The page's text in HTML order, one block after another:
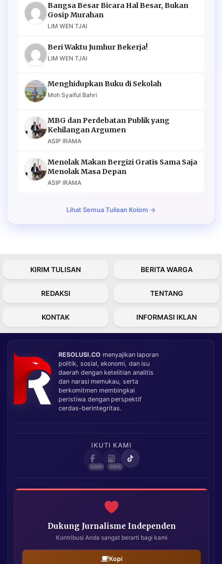
Bangsa Besar Bicara Hal Besar, Bukan
Gosip Murahan
LIM WEN TJAI
Beri Waktu Jumhur Bekerja!
LIM WEN TJAI
Menghidupkan Buku di Sekolah
Moh Syaiful Bahri
MBG dan Perdebatan Publik yang
Kehilangan Argumen
ASIP IRAMA
Menolak Makan Bergizi Gratis Sama Saja
Menolak Masa Depan
ASIP IRAMA
Lihat Semua Tulisan Kolom →
KIRIM TULISAN BERITA WARGA
REDAKSI TENTANG
KONTAK INFORMASI IKLAN
RESOLUSI.CO menyajikan laporan
politik, sosial, ekonomi, dan isu
daerah dengan ketelitian analitis
dan narasi memukau, serta
berkomitmen membingkai
peristiwa dengan perspektif
cerdas-berintegritas.
IKUTI KAMI
Dukung Jurnalisme Independen
Kontribusi Anda sangat berarti bagi kami
Kopi